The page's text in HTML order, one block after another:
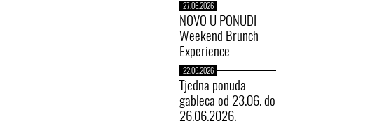
27.06.2026
NOVO U PONUDI
Weekend Brunch
Experience
22.06.2026
Tjedna ponuda
gableca od 23.06. do
26.06.2026.